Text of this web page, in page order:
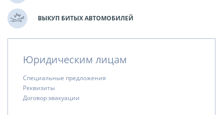
ВЫКУП БИТЫХ АВТОМОБИЛЕЙ
Юридическим лицам
Специальные предложения
Реквизиты
Договор эвакуации